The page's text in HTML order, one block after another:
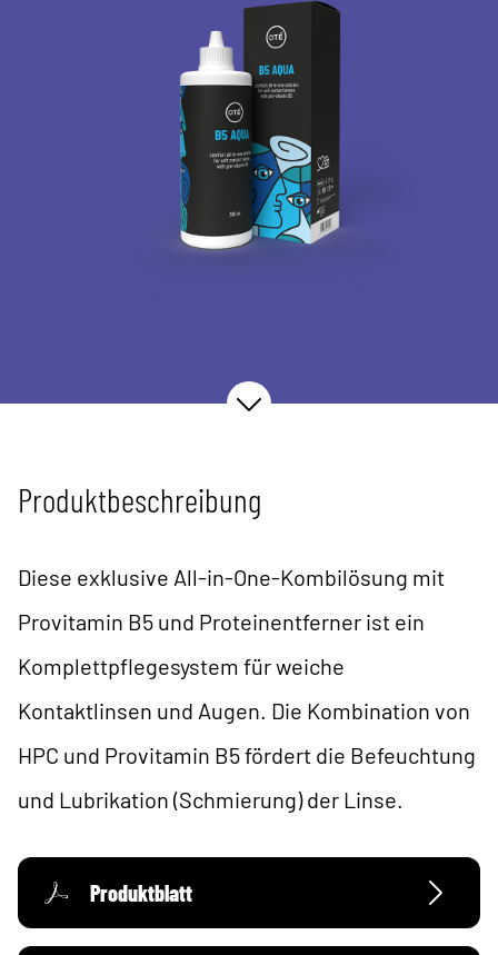
Produktbeschreibung
Diese exklusive All-in-One-Kombilösung mit
Provitamin B5 und Proteinentferner ist ein
Komplettpflegesystem für weiche
Kontaktlinsen und Augen. Die Kombination von
HPC und Provitamin B5 fördert die Befeuchtung
und Lubrikation (Schmierung) der Linse.
Produktblatt